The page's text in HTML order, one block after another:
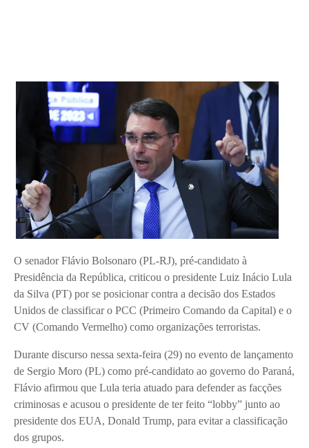
O senador Flávio Bolsonaro (PL-RJ), pré-candidato à
Presidência da República, criticou o presidente Luiz Inácio Lula
da Silva (PT) por se posicionar contra a decisão dos Estados
Unidos de classificar o PCC (Primeiro Comando da Capital) e o
CV (Comando Vermelho) como organizações terroristas.
Durante discurso nessa sexta-feira (29) no evento de lançamento
de Sergio Moro (PL) como pré-candidato ao governo do Paraná,
Flávio afirmou que Lula teria atuado para defender as facções
criminosas e acusou o presidente de ter feito “lobby” junto ao
presidente dos EUA, Donald Trump, para evitar a classificação
dos grupos.